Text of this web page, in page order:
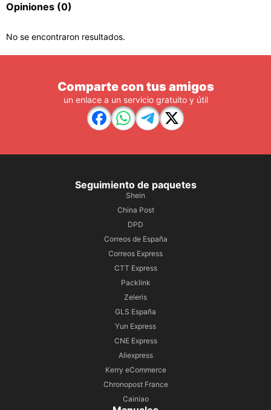
Opiniones (0)
No se encontraron resultados.
Comparte con tus amigos
un enlace a un servicio gratuito y útil
Seguimiento de paquetes
Shein
China Post
DPD
Correos de España
Correos Express
CTT Express
Packlink
Zeleris
GLS España
Yun Express
CNE Express
Aliexpress
Kerry eCommerce
Chronopost France
Cainiao